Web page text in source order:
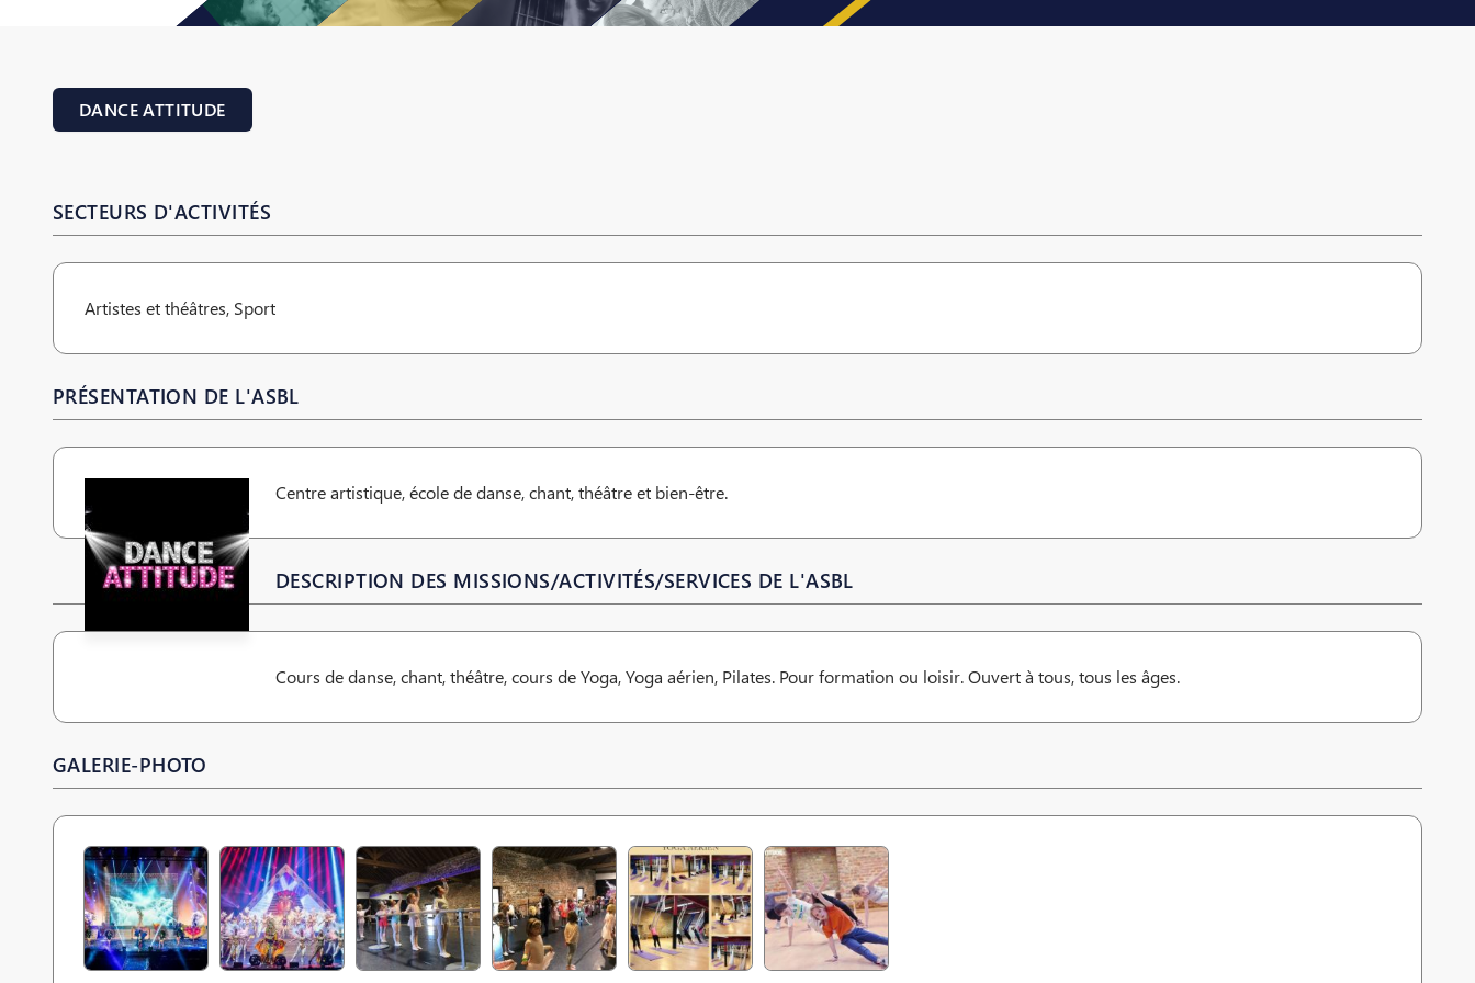
DANCE ATTITUDE
SECTEURS D'ACTIVITÉS
Artistes et théâtres, Sport
PRÉSENTATION DE L'ASBL
Centre artistique, école de danse, chant, théâtre et bien-être.
DESCRIPTION DES MISSIONS/ACTIVITÉS/SERVICES DE L'ASBL
Cours de danse, chant, théâtre, cours de Yoga, Yoga aérien, Pilates. Pour formation ou loisir. Ouvert à tous, tous les âges.
GALERIE-PHOTO